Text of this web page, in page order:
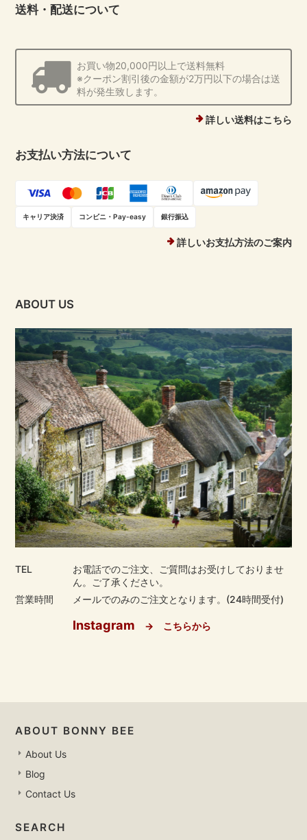
送料・配送について
お買い物20,000円以上で送料無料
※クーポン割引後の金額が2万円以下の場合は送
料が発生致します。
詳しい送料はこちら
お支払い方法について
キャリア決済 コンビニ・Pay-easy 銀行振込
詳しいお支払方法のご案内
ABOUT US
TEL
お電話でのご注文、ご質問はお受けしておりませ
ん。ご了承ください。
営業時間
メールでのみのご注文となります。(24時間受付)
Instagram → こちらから
ABOUT BONNY BEE
About Us
Blog
Contact Us
SEARCH